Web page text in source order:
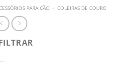
PARA CÃO / COLEIRAS DE COURO